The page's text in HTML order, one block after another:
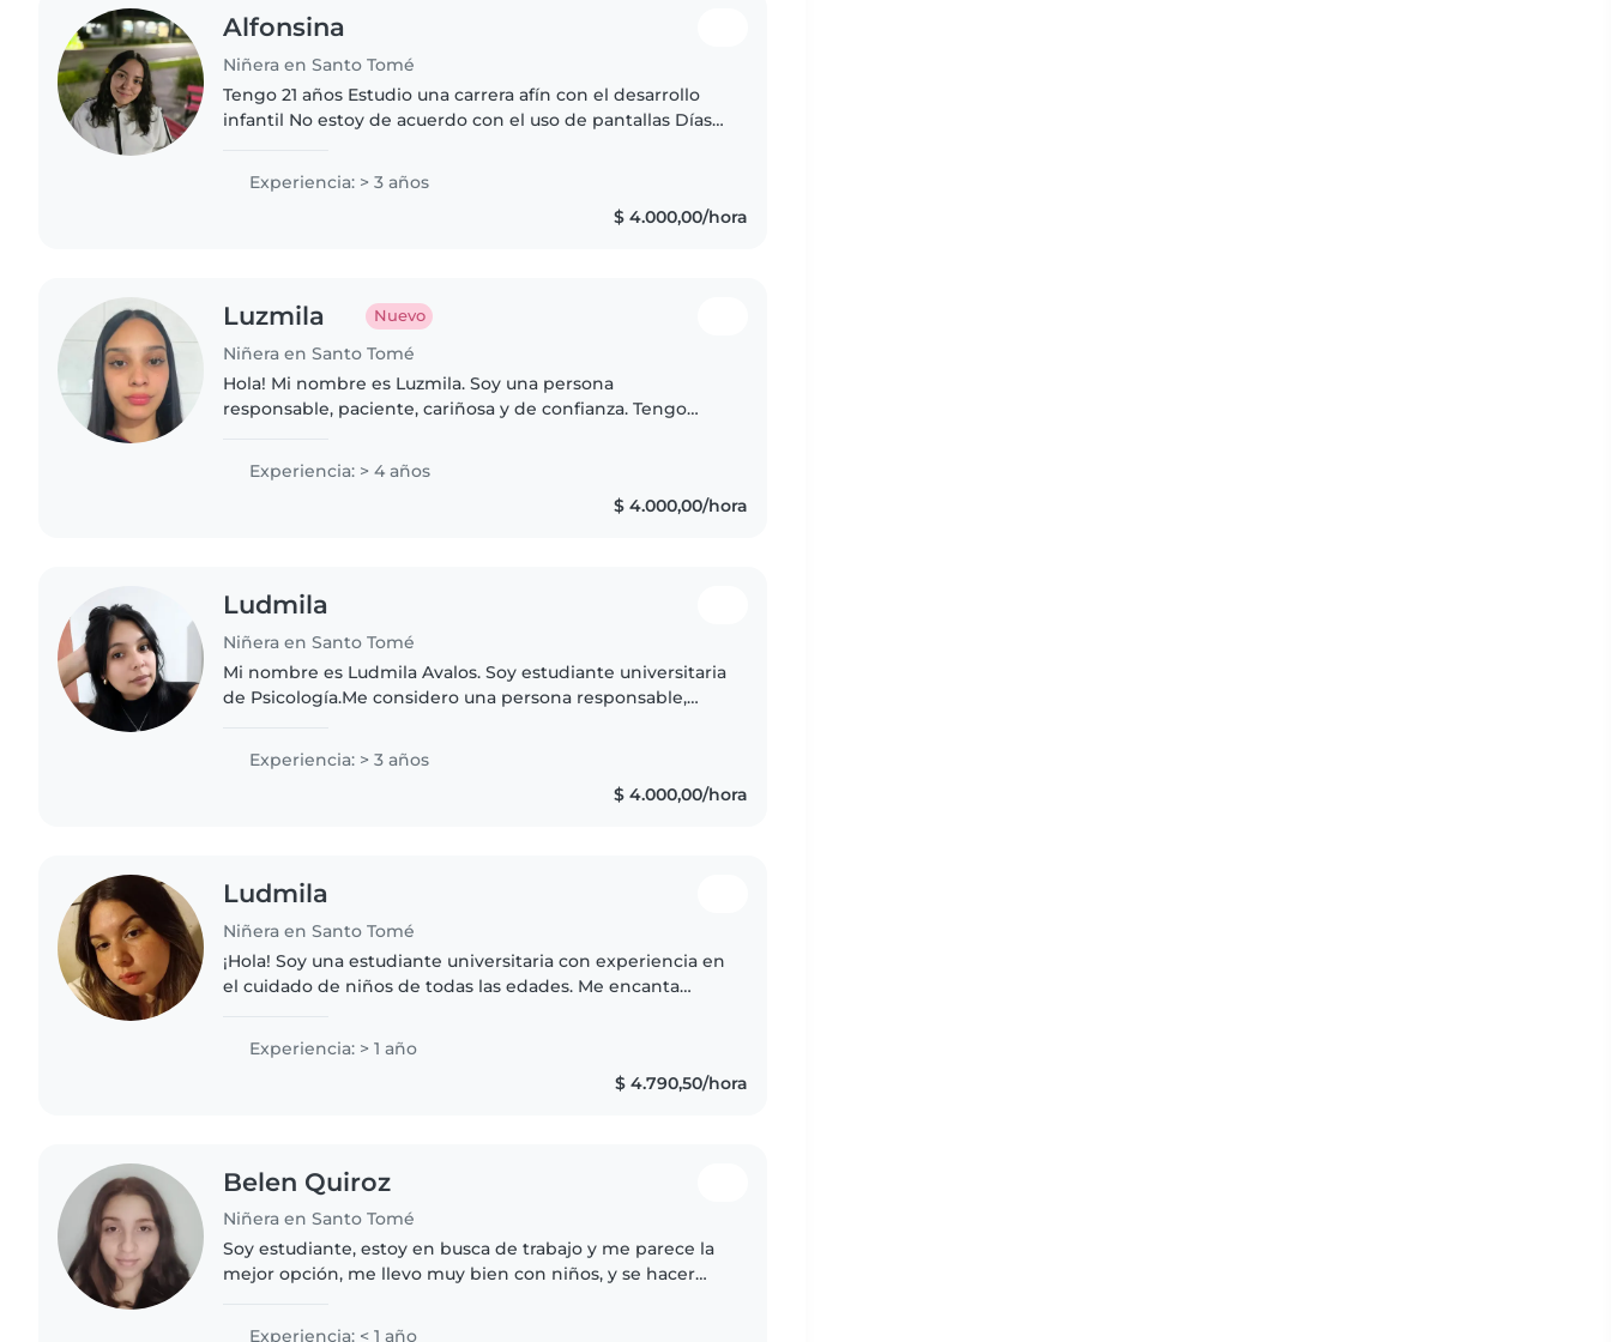
Alfonsina
Niñera en Santo Tomé
Tengo 21 años Estudio una carrera afín con el desarrollo
infantil No estoy de acuerdo con el uso de pantallas Días y
Experiencia: > 3 años
$ 4.000,00/hora
Luzmila Nuevo
Niñera en Santo Tomé
Hola! Mi nombre es Luzmila. Soy una persona
responsable, paciente, cariñosa y de confianza. Tengo
disfruto mucho acompañarlos en su..
Experiencia: > 4 años
$ 4.000,00/hora
Ludmila
Niñera en Santo Tomé
Mi nombre es Ludmila Avalos. Soy estudiante universitaria
de Psicología.Me considero una persona responsable,
los niños. Tengo..
Experiencia: > 3 años
$ 4.000,00/hora
Ludmila
Niñera en Santo Tomé
¡Hola! Soy una estudiante universitaria con experiencia en
el cuidado de niños de todas las edades. Me encanta
Experiencia: > 1 año
$ 4.790,50/hora
Belen Quiroz
Niñera en Santo Tomé
Soy estudiante, estoy en busca de trabajo y me parece la
mejor opción, me llevo muy bien con niños, y se hacer
con tareas..
Experiencia: < 1 año